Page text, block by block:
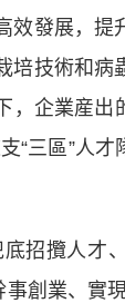
發展，提
培技術和病
企業産出
“三區”人
招攬人才
事創業、實